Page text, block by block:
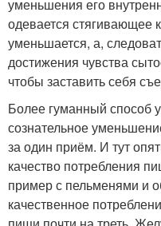
уменьшения его
одевается стягивающее
уменьшается, а,
достижения чувства
чтобы заставить себя
Более гуманный способ
сознательное
за один приём. И тут
качество потребления
пример с пельменями и
качественное